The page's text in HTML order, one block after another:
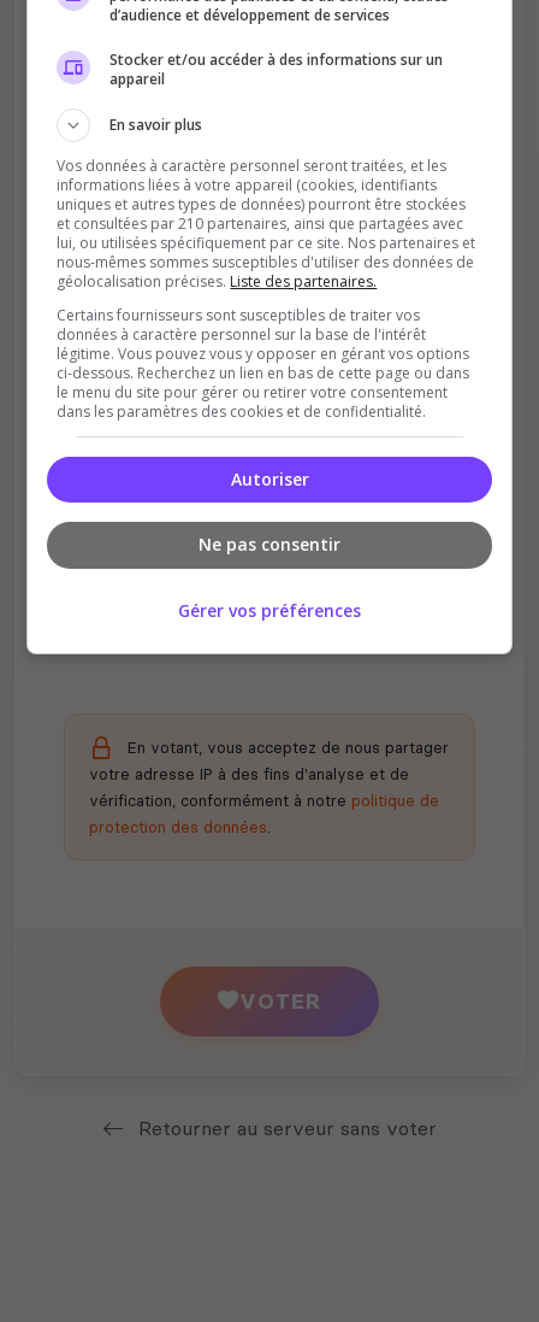
Améliore le classement
Soutient la communauté
Plus de visibilité = plus de joueurs
Récompenses possibles
Certains serveurs offrent des bonus aux
votants
En votant, vous acceptez de nous partager
votre adresse IP à des fins d'analyse et de
vérification, conformément à notre politique de
protection des données.
VOTER
Retourner au serveur sans voter
d’audience et développement de services
Stocker et/ou accéder à des informations sur un
appareil
En savoir plus
Vos données à caractère personnel seront traitées, et les
informations liées à votre appareil (cookies, identifiants
uniques et autres types de données) pourront être stockées
et consultées par 210 partenaires, ainsi que partagées avec
lui, ou utilisées spécifiquement par ce site. Nos partenaires et
nous-mêmes sommes susceptibles d'utiliser des données de
géolocalisation précises. Liste des partenaires.
Certains fournisseurs sont susceptibles de traiter vos
données à caractère personnel sur la base de l'intérêt
légitime. Vous pouvez vous y opposer en gérant vos options
ci-dessous. Recherchez un lien en bas de cette page ou dans
le menu du site pour gérer ou retirer votre consentement
dans les paramètres des cookies et de confidentialité.
Autoriser
Ne pas consentir
Gérer vos préférences